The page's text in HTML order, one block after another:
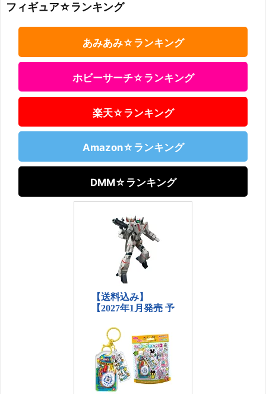
フィギュア☆ランキング
あみあみ☆ランキング
ホビーサーチ☆ランキング
楽天☆ランキング
Amazon☆ランキング
DMM☆ランキング